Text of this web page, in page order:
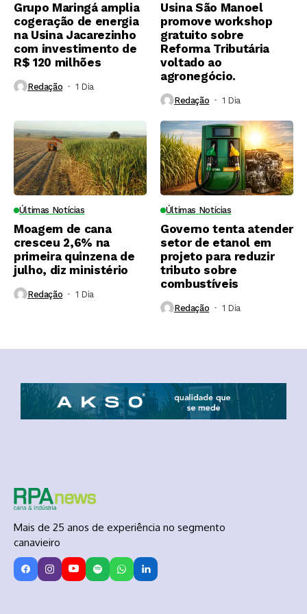
Grupo Maringá amplia
cogeração de energia
na Usina Jacarezinho
com investimento de
R$ 120 milhões
Redação 1 Dia ⁮
Usina São Manoel
promove workshop
gratuito sobre
Reforma Tributária
voltado ao
agronegócio.
Redação 1 Dia ⁮
Últimas Notícias
Moagem de cana
cresceu 2,6% na
primeira quinzena de
julho, diz ministério
Redação 1 Dia ⁮
Últimas Notícias
Governo tenta atender
setor de etanol em
projeto para reduzir
tributo sobre
combustíveis
Redação 1 Dia ⁮
Mais de 25 anos de experiência no segmento
canavieiro